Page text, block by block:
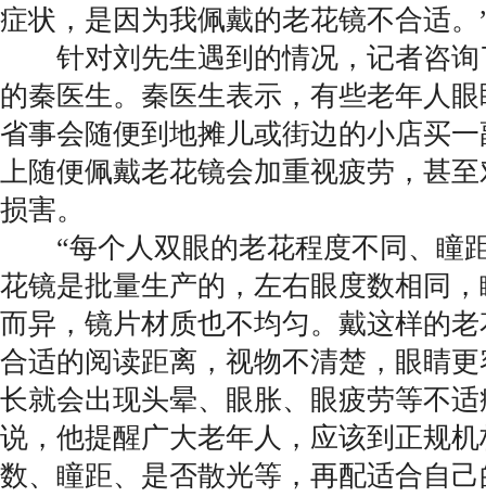
症状，是因为我佩戴的老花镜不合适。
针对刘先生遇到的情况，记者咨询
的秦医生。秦医生表示，有些老年人
省事会随便到地摊儿或街边的小店买
上随便佩戴老花镜会加重视疲劳，甚
损害。
“每个人双眼的老花程度不同、瞳
花镜是批量生产的，左右眼度数相同
而异，镜片材质也不均匀。戴这样的
合适的阅读距离，视物不清楚，眼睛
长就会出现头晕、眼胀、眼疲劳等不
说，他提醒广大老年人，应该到正规
数、瞳距、是否散光等，再配适合自